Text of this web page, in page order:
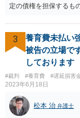
定の債権を担保するも
当権を付けるでしょう
したということであ
しないでしょう。 そ
息などは記載されま
3
養育費未払い
被告の立場で
しております
#裁判 #養育費 #遅延損害
2023年6月18日
松本 治 弁護士